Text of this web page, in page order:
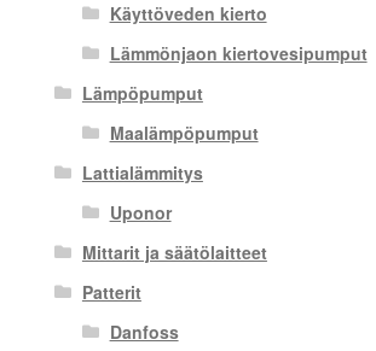
Käyttöveden kierto
Lämmönjaon kiertovesipumput
Lämpöpumput
Maalämpöpumput
Lattialämmitys
Uponor
Mittarit ja säätölaitteet
Patterit
Danfoss